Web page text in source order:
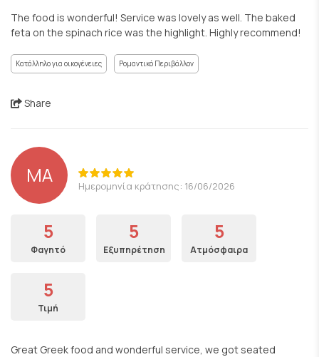
The food is wonderful! Service was lovely as well. The baked
feta on the spinach rice was the highlight. Highly recommend!
Κατάλληλο για οικογένειες Ρομαντικό Περιβάλλον
Share
MA Ημερομηνία κράτησης: 16/06/2026
5
Φαγητό
5
Εξυπηρέτηση
5
Ατμόσφαιρα
5
Τιμή
Great Greek food and wonderful service, we got seated